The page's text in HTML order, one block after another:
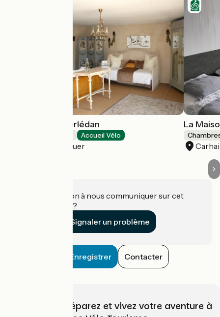
Le Manoir de Kerlédan
Accueil Vélo
Carhaix-Plouguer
La
Une information à nous communiquer sur cet
établissement ?
Signaler un problème
Enregistrer Contacter
Choisissez, préparez et vivez votre aventure à